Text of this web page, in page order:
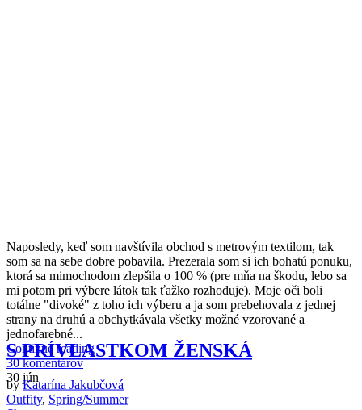
Naposledy, keď som navštívila obchod s metrovým textilom, tak
som sa na sebe dobre pobavila. Prezerala som si ich bohatú ponuku,
ktorá sa mimochodom zlepšila o 100 % (pre mňa na škodu, lebo sa
mi potom pri výbere látok tak ťažko rozhoduje). Moje oči boli
totálne "divoké" z toho ich výberu a ja som prebehovala z jednej
strany na druhú a obchytkávala všetky možné vzorované a
jednofarebné...
Continue reading
30 komentárov
30 jún
S PRÍVLASTKOM ŽENSKÁ
byKatarína Jakubčová
Outfity, Spring/Summer